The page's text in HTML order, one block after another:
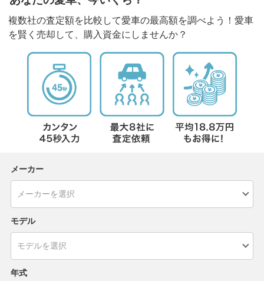
複数社の査定額を比較して愛車の最高額を調べよう！愛車
を賢く売却して、購入資金にしませんか？
メーカー
モデル
年式